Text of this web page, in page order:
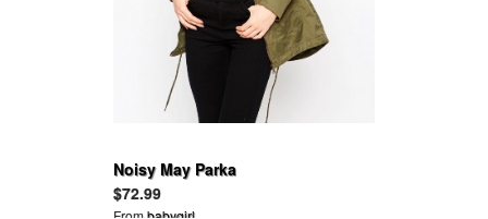
Noisy May Parka
$72.99
Frombabygirl